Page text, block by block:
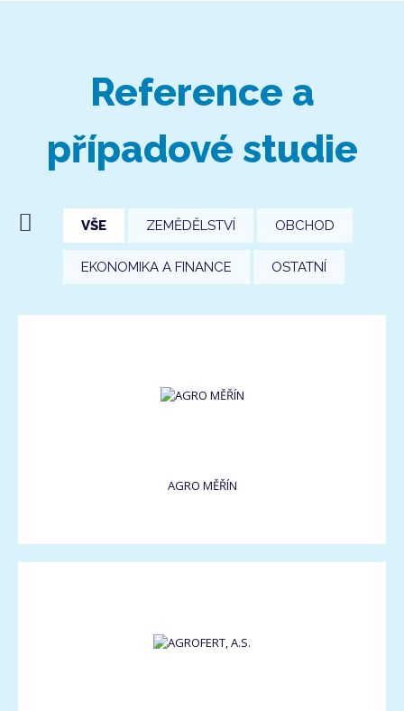
Reference a
případové studie
VŠE ZEMĚDĚLSTVÍ OBCHOD
EKONOMIKA A FINANCE OSTATNÍ
AGRO MĚŘÍN